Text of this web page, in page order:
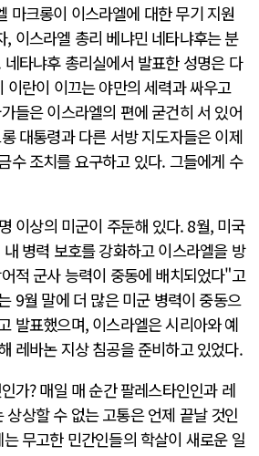
마크롱이 이스라엘에 대한 무기 지원
, 이스라엘 총리 베냐민 네타냐후는 분
타냐후 총리실에서 발표한 성명은 다
란이 이끄는 야만의 세력과 싸우고
들은 이스라엘의 편에 굳건히 서 있어
대통령과 다른 서방 지도자들은 이제
수 조치를 요구하고 있다. 그들에게 수
이상의 미군이 주둔해 있다. 8월, 미국
병력 보호를 강화하고 이스라엘을 방
적 군사 능력이 중동에 배치되었다"고
9월 말에 더 많은 미군 병력이 중동으
발표했으며, 이스라엘은 시리아와 예
레바논 지상 침공을 준비하고 있었다.
가? 매일 매 순간 팔레스타인인과 레
상상할 수 없는 고통은 언제 끝날 것인
무고한 민간인들의 학살이 새로운 일